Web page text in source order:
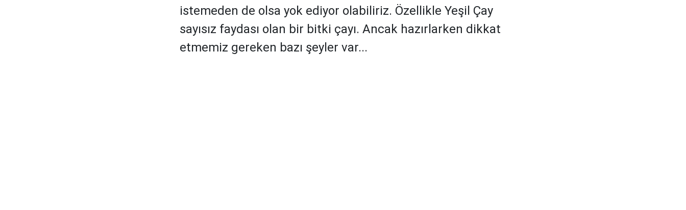
istemeden de olsa yok ediyor olabiliriz. Özellikle Yeşil Çay
sayısız faydası olan bir bitki çayı. Ancak hazırlarken dikkat
etmemiz gereken bazı şeyler var...